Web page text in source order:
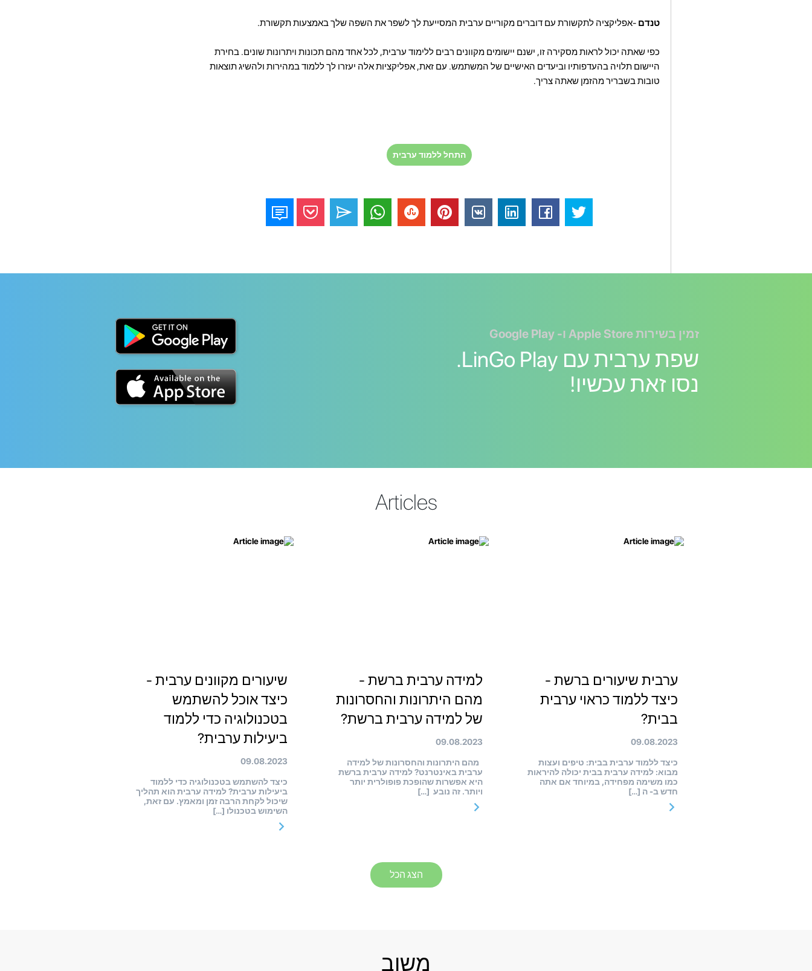
טנדם -אפליקציה לתקשורת עם דוברים מקוריים ערבית המסייעת לך לשפר את השפה שלך באמצעות תקשורת.
כפי שאתה יכול לראות מסקירה זו, ישנם יישומים מקוונים רבים ללימוד ערבית, לכל אחד מהם תכונות ויתרונות שונים. בחירת
היישום תלויה בהעדפותיו וביעדים האישיים של המשתמש. עם זאת, אפליקציות אלה יעזרו לך ללמוד במהירות ולהשיג תוצאות
טובות בשבריר מהזמן שאתה צריך.
התחל ללמוד ערבית
זמין בשירות Apple Store ו- Google Play
שפת ערבית עם LinGo Play.
נסו זאת עכשיו!
Articles
ערבית שיעורים ברשת -
כיצד ללמוד כראוי ערבית
בבית?
09.08.2023
כיצד ללמוד ערבית בבית: טיפים ועצות
מבוא: למידה ערבית בבית יכולה להיראות
כמו משימה מפחידה, במיוחד אם אתה
חדש ב- ה […]
למידה ערבית ברשת -
מהם היתרונות והחסרונות
של למידה ערבית ברשת?
09.08.2023
מהם היתרונות והחסרונות של למידה
ערבית באינטרנט? למידה ערבית ברשת
היא אפשרות שהופכת פופולרית יותר
ויותר. זה נובע […]
שיעורים מקוונים ערבית -
כיצד אוכל להשתמש
בטכנולוגיה כדי ללמוד
ביעילות ערבית?
09.08.2023
כיצד להשתמש בטכנולוגיה כדי ללמוד
ביעילות ערבית? למידה ערבית הוא תהליך
שיכול לקחת הרבה זמן ומאמץ. עם זאת,
השימוש בטכנולו […]
הצג הכל
משוב